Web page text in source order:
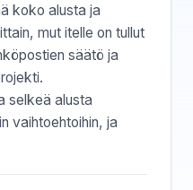
koko alusta ja
mut itelle on tullut
säätö ja
selkeä alusta
vaihtoehtoihin, ja